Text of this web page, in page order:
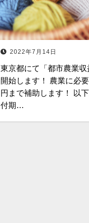
2022年7月14日
東京都にて「都市農業
開始します！ 農業に必
円まで補助します！ 以
付期…